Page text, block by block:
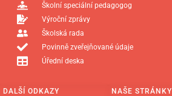
NAŠE STRÁNKY
DALŠÍ ODKAZY
Školní speciální pedagogog
Výroční zprávy
Školská rada
Povinně zveřejňované údaje
Úřední deska